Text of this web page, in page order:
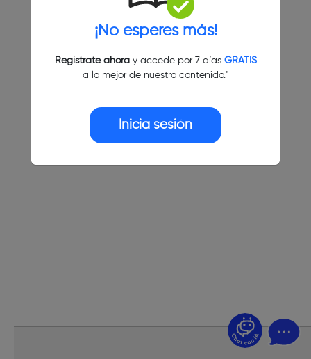
¡No esperes más!
Regístrate ahoray accede por 7 días GRATIS
a lo mejor de nuestro contenido."
Inicia sesión